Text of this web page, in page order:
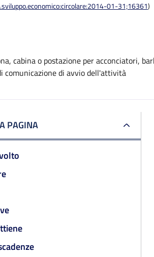
01-31;16361)
cabina o postazione per acconciatori,
comunicazione di avvio dell'attività
PAGINA